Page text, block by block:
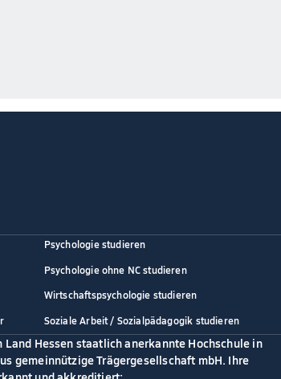
Psychologie studieren
Psychologie ohne NC studieren
Wirtschaftspsychologie studieren
Soziale Arbeit / Sozialpädagogik studieren
Land Hessen staatlich anerkannte Hochschule in
gemeinnützige Trägergesellschaft mbH. Ihre